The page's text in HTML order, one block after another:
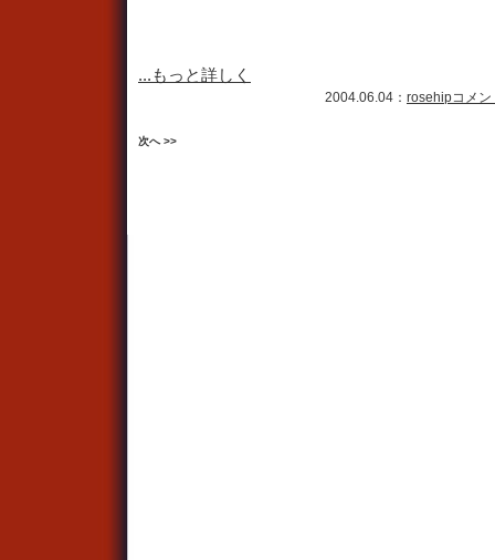
...もっと詳しく
2004.06.04： rosehipコメ
次へ >>